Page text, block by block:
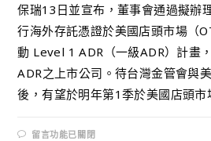
保瑞13日並宣布，董事會通過擬辦
行海外存託憑證於美國店頭市場（
動 Level 1 ADR（一級ADR）計畫
ADR之上市公司。待台灣金管會與
後，有望於明年第1季於美國店頭市
留言功能已關閉